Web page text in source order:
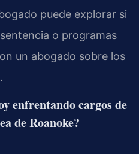
puede explorar si
o programas
un abogado sobre los
enfrentando cargos de
de Roanoke?